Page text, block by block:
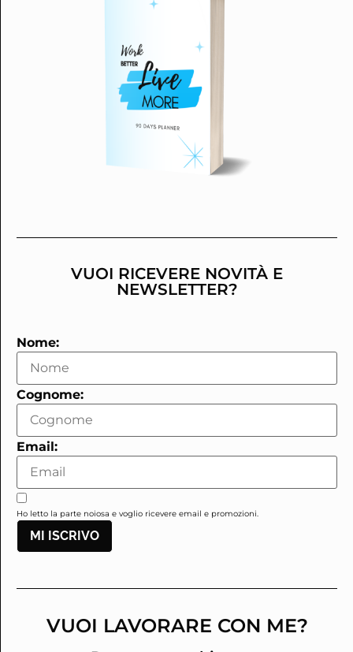
VUOI RICEVERE NOVITÀ E
NEWSLETTER?
Nome:
Cognome:
Email:
Ho letto la parte noiosa e voglio ricevere email e promozioni.
MI ISCRIVO
VUOI LAVORARE CON ME?